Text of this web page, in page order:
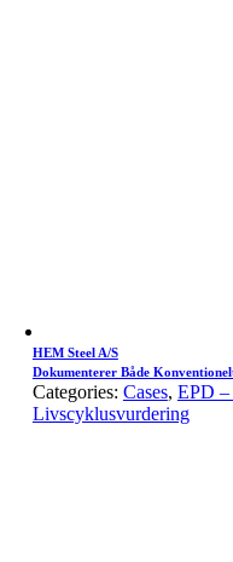
HEM Steel A/S
Dokumenterer Både
Categories: Cases, EPD –
Livscyklusvurdering